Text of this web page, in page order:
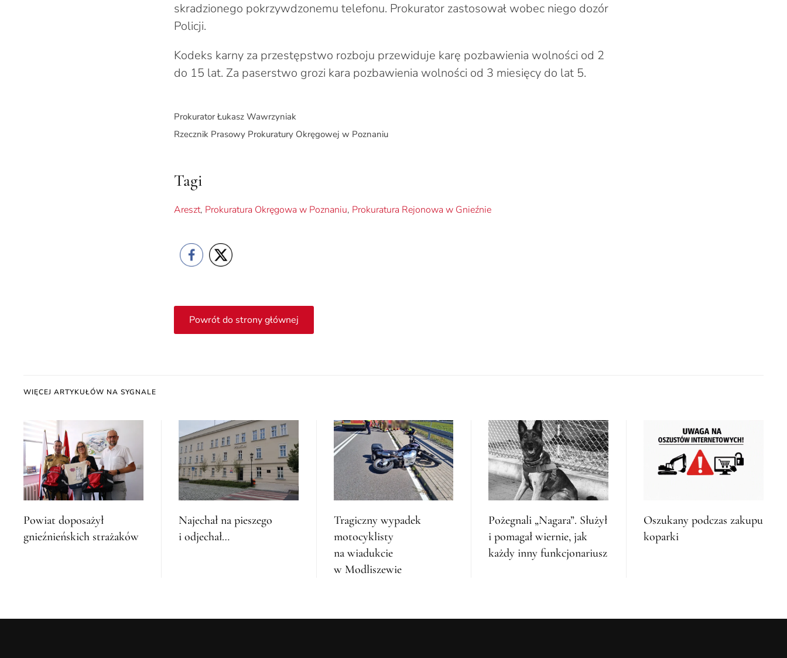
skradzionego pokrzywdzonemu telefonu. Prokurator zastosował wobec niego dozór
Policji.
Kodeks karny za przestępstwo rozboju przewiduje karę pozbawienia wolności od 2
do 15 lat. Za paserstwo grozi kara pozbawienia wolności od 3 miesięcy do lat 5.
Prokurator Łukasz Wawrzyniak
Rzecznik Prasowy Prokuratury Okręgowej w Poznaniu
Tagi
Areszt, Prokuratura Okręgowa w Poznaniu, Prokuratura Rejonowa w Gnieźnie
Powrót do strony głównej
WIĘCEJ ARTYKUŁÓW NA SYGNALE
Powiat doposażył
gnieźnieńskich strażaków
Najechał na pieszego
i odjechał…
Tragiczny wypadek
motocyklisty
na wiadukcie
w Modliszewie
Pożegnali „Nagara”. Służył
i pomagał wiernie, jak
każdy inny funkcjonariusz
Oszukany podczas zakupu
koparki